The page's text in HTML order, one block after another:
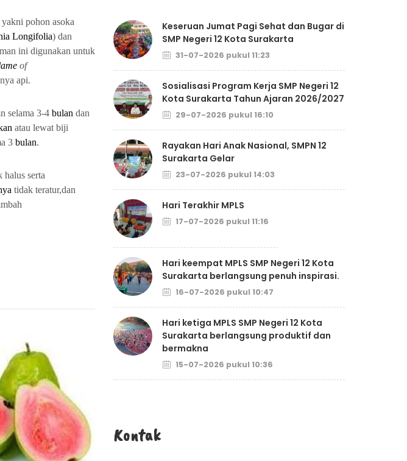
yakni pohon asoka
Longifolia) dan
ini digunakan untuk
of
api.
selama 3-4 bulan dan
atau lewat biji
3 bulan.
halus serta
tidak teratur,dan
Keseruan Jumat Pagi Sehat dan Bugar di
SMP Negeri 12 Kota Surakarta
31-07-2026 pukul 11:23
Sosialisasi Program Kerja SMP Negeri 12
Kota Surakarta Tahun Ajaran 2026/2027
29-07-2026 pukul 16:10
Rayakan Hari Anak Nasional, SMPN 12
Surakarta Gelar
23-07-2026 pukul 14:03
Hari Terakhir MPLS
17-07-2026 pukul 11:16
Hari keempat MPLS SMP Negeri 12 Kota
Surakarta berlangsung penuh inspirasi.
16-07-2026 pukul 10:47
Hari ketiga MPLS SMP Negeri 12 Kota
Surakarta berlangsung produktif dan
bermakna
15-07-2026 pukul 10:36
Kontak